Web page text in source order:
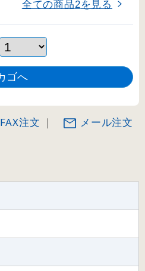
全ての商品2を見る
FAX注文 ｜ メール注文